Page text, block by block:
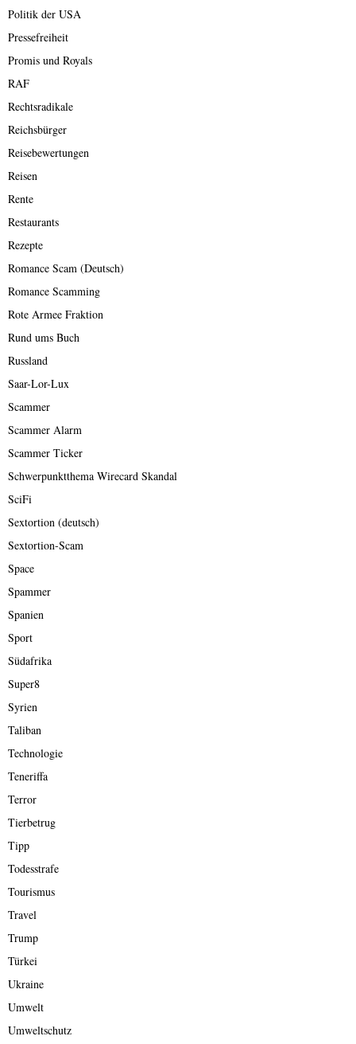
Politik der USA
Pressefreiheit
Promis und Royals
RAF
Rechtsradikale
Reichsbürger
Reisebewertungen
Reisen
Rente
Restaurants
Rezepte
Romance Scam (Deutsch)
Romance Scamming
Rote Armee Fraktion
Rund ums Buch
Russland
Saar-Lor-Lux
Scammer
Scammer Alarm
Scammer Ticker
Schwerpunktthema Wirecard Skandal
SciFi
Sextortion (deutsch)
Sextortion-Scam
Space
Spammer
Spanien
Sport
Südafrika
Super8
Syrien
Taliban
Technologie
Teneriffa
Terror
Tierbetrug
Tipp
Todesstrafe
Tourismus
Travel
Trump
Türkei
Ukraine
Umwelt
Umweltschutz